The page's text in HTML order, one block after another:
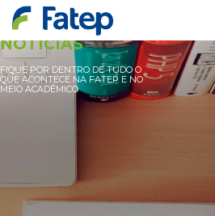
NOTÍCIAS
FIQUE POR DENTRO DE TUDO O
QUE ACONTECE NA FATEP E NO
MEIO ACADÊMICO